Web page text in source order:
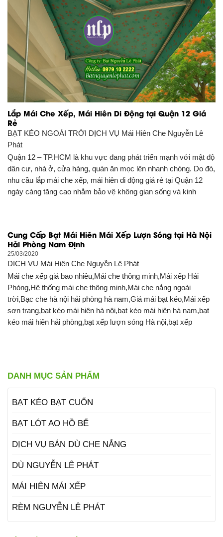
DANH MỤC SẢN PHẨM
BẠT KÉO BẠT CUỐN
BẠT LÓT AO HỒ BỂ
DỊCH VỤ BÁN DÙ CHE NẮNG
DÙ NGUYỄN LÊ PHÁT
MÁI HIÊN MÁI XẾP
RÈM NGUYỄN LÊ PHÁT
Lắp Mái Che Xếp, Mái Hiên Di Động tại Quận 12 Giá
Rẻ
BẠT KÉO NGOÀI TRỜI DỊCH VỤ Mái Hiên Che Nguyễn Lê
Phát
Quận 12 – TP.HCM là khu vực đang phát triển mạnh với mật độ
dân cư, nhà ở, cửa hàng, quán ăn mọc lên nhanh chóng. Do đó,
nhu cầu lắp mái che xếp, mái hiên di động giá rẻ tại Quận 12
ngày càng tăng cao nhằm bảo vệ không gian sống và kinh
Cung Cấp Bạt Mái Hiên Mái Xếp Lượn Sóng tại Hà Nội
Hải Phòng Nam Định
25/03/2020
DỊCH VỤ Mái Hiên Che Nguyễn Lê Phát
Mái che xếp giá bao nhiêu,Mái che thông minh,Mái xếp Hải
Phòng,Hệ thống mái che thông minh,Mái che nắng ngoài
trời,Bạc che hà nội hải phòng hà nam,Giá mái bạt kéo,Mái xếp
sơn trang,bạt kéo mái hiên hà nội,bạt kéo mái hiên hà nam,bạt
kéo mái hiên hải phòng,bạt xếp lượn sóng Hà nội,bạt xếp